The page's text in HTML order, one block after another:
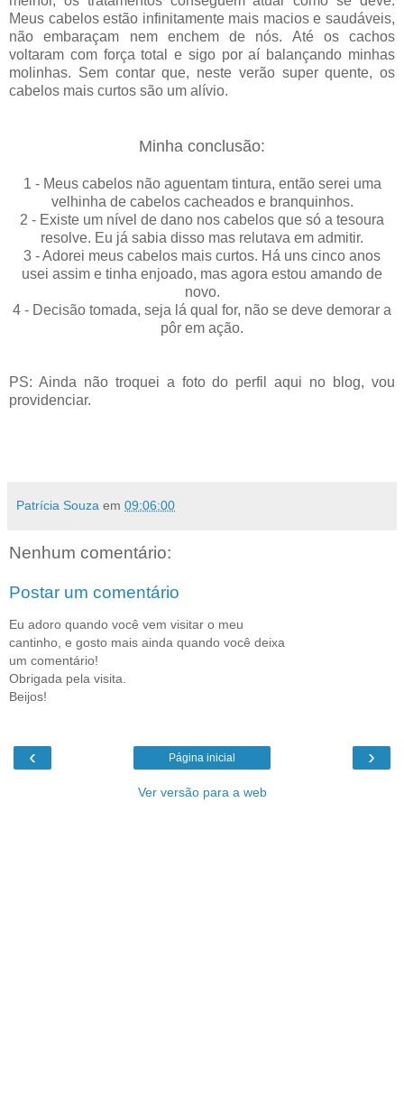
Meus cabelos estão infinitamente mais macios e saudáveis,
não embaraçam nem enchem de nós. Até os cachos
voltaram com força total e sigo por aí balançando minhas
molinhas. Sem contar que, neste verão super quente, os
cabelos mais curtos são um alívio.
Minha conclusão:
1 - Meus cabelos não aguentam tintura, então serei uma
velhinha de cabelos cacheados e branquinhos.
2 - Existe um nível de dano nos cabelos que só a tesoura
resolve. Eu já sabia disso mas relutava em admitir.
3 - Adorei meus cabelos mais curtos. Há uns cinco anos
usei assim e tinha enjoado, mas agora estou amando de
novo.
4 - Decisão tomada, seja lá qual for, não se deve demorar a
pôr em ação.
PS: Ainda não troquei a foto do perfil aqui no blog, vou
providenciar.
Patrícia Souza em 09:06:00
Nenhum comentário:
Postar um comentário
Eu adoro quando você vem visitar o meu
cantinho, e gosto mais ainda quando você deixa
um comentário!
Obrigada pela visita.
Beijos!
‹ ›
Página inicial
Ver versão para a web